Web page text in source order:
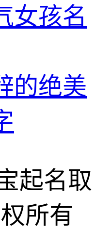
女孩名
的绝美
起名取
所有